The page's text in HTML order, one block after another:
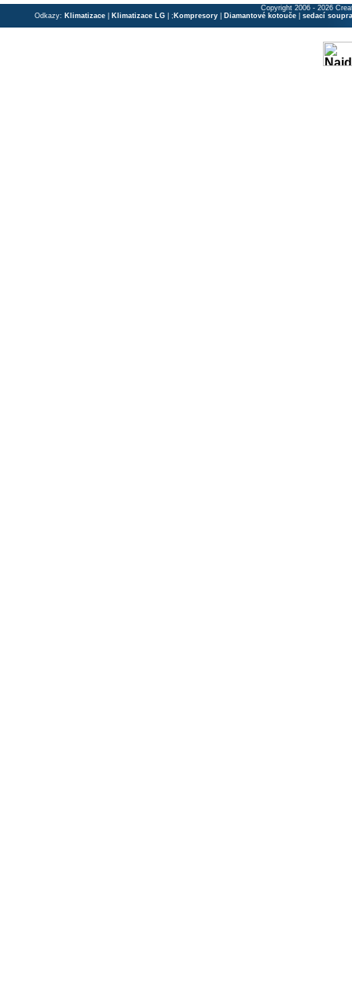
Copyright 2006 - 2026
Odkazy: Klimatizace Klimatizace LG | ; Kompresory Diamantové kotouče sedací